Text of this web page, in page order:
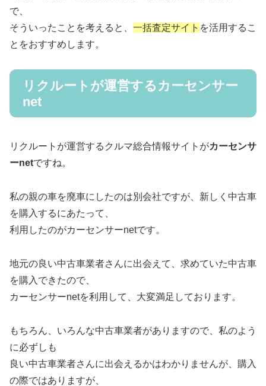
で、
そういったことを考えると、 一括査定サイト を活用するこ
とをおすすめします。
リクルートが運営するカーセンサー
net
リクルートが運営するクルマ総合情報サイトがカーセンサ
ーnetですね。
私の親の車を廃車にしたのは別会社ですが、新しく中古車
を購入するにあたって、
利用したのがカーセンサーnetです。
地元の良い中古車業者さんに出会えて、求めていた中古車
を購入できたので、
カーセンサーnetを利用して、大変満足しております。
もちろん、いろんな中古車業者がありますので、私のよう
に必ずしも
良い中古車業者さんに出会えるかはわかりませんが、購入
の際ではありますが、